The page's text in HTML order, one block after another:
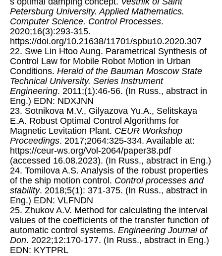
Petersburg University. Applied Mathematics.
Computer Science. Control Processes.
2020;16(3):293-315.
https://doi.org/10.21638/11701/spbu10.2020.307
22. Swe Lin Htoo Aung. Parametrical Synthesis of
Control Law for Mobile Robot Motion in Urban
Conditions. Herald of the Bauman Moscow State
Technical University. Series Instrument
Engineering. 2011;(1):46-56. (In Russ., abstract in
Eng.) EDN: NDXJNN
23. Sotnikova M.V., Gilyazova Yu.A., Selitskaya
E.A. Robust Optimal Control Algorithms for
Magnetic Levitation Plant. CEUR Workshop
Proceedings. 2017;2064:325-334. Available at:
https://ceur-ws.org/Vol-2064/paper38.pdf
(accessed 16.08.2023). (In Russ., abstract in Eng.)
24. Tomilova A.S. Analysis of the robust properties
of the ship motion control. Control processes and
stability. 2018;5(1): 371-375. (In Russ., abstract in
Eng.) EDN: VLFNDN
25. Zhukov A.V. Method for calculating the interval
values of the coefficients of the transfer function of
automatic control systems. Engineering Journal of
Don. 2022;12:170-177. (In Russ., abstract in Eng.)
EDN: KYTPRL